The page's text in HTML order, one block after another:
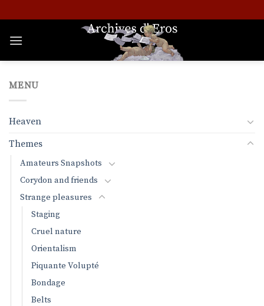
to
content
MENU
Heaven
Themes
Amateurs Snapshots
Corydon and friends
Strange pleasures
Staging
Cruel nature
Orientalism
Piquante Volupté
Bondage
Belts